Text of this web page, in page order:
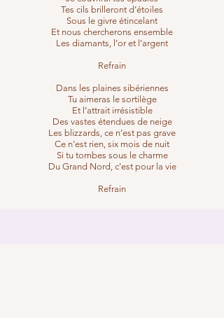
Tes cils brilleront d’étoiles
Sous le givre étincelant
Et nous chercherons ensemble
Les diamants, l’or et l’argent
Refrain
Dans les plaines sibériennes
Tu aimeras le sortilège
Et l’attrait irrésistible
Des vastes étendues de neige
Les blizzards, ce n’est pas grave
Ce n’est rien, six mois de nuit
Si tu tombes sous le charme
Du Grand Nord, c’est pour la vie
Refrain